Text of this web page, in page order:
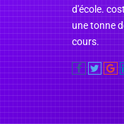
d'école.
une tonne
cours.